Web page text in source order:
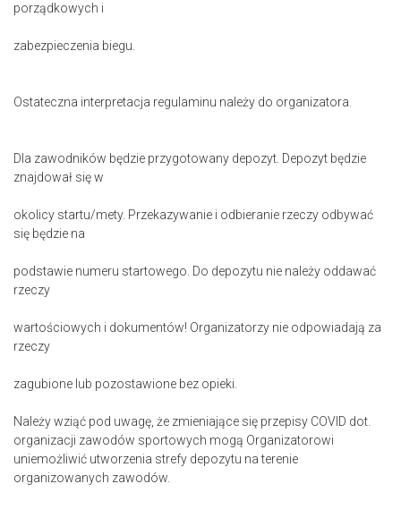
porządkowych i
zabezpieczenia biegu.
Ostateczna interpretacja regulaminu należy do organizatora.
Dla zawodników będzie przygotowany depozyt. Depozyt będzie
znajdował się w
okolicy startu/mety. Przekazywanie i odbieranie rzeczy odbywać
się będzie na
podstawie numeru startowego. Do depozytu nie należy oddawać
rzeczy
wartościowych i dokumentów! Organizatorzy nie odpowiadają za
rzeczy
zagubione lub pozostawione bez opieki.
Należy wziąć pod uwagę, że zmieniające się przepisy COVID dot.
organizacji zawodów sportowych mogą Organizatorowi
uniemożliwić utworzenia strefy depozytu na terenie
organizowanych zawodów.